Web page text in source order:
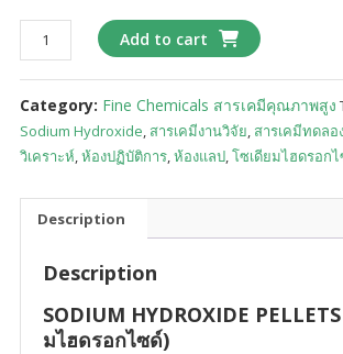
Add to cart
Category: Fine Chemicals สารเคมีคุณภาพสูง
Sodium Hydroxide, สารเคมีงานวิจัย, สารเคมีทดลอ
วิเคราะห์,ห้องปฏิบัติการ,ห้องแลป,โซเดียมไฮดรอก
Description
Description
SODIUM HYDROXIDE
มไฮดรอกไซด์)